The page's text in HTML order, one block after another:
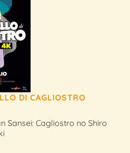
DI CAGLIOSTRO
Sansei: Cagliostro no Shiro